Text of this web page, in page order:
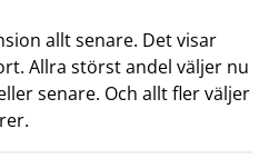
allt senare. Det visar
Allra störst andel väljer nu
senare. Och allt fler väljer